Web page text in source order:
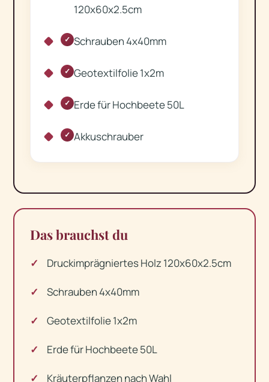
120x60x2.5cm
✓ Schrauben 4x40mm
✓ Geotextilfolie 1x2m
✓ Erde für Hochbeete 50L
✓ Akkuschrauber
Das brauchst du
Druckimprägniertes Holz 120x60x2.5cm
Schrauben 4x40mm
Geotextilfolie 1x2m
Erde für Hochbeete 50L
Kräuterpflanzen nach Wahl